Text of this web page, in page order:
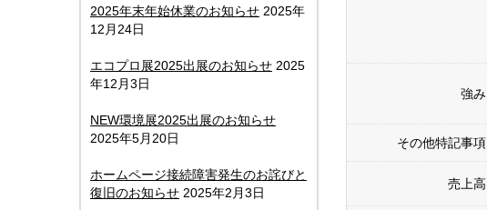
2025年末年始休業のお知らせ 2025年
12月24日
エコプロ展2025出展のお知らせ 2025
年12月3日
NEW環境展2025出展のお知らせ
2025年5月20日
ホームページ接続障害発生のお詫びと
復旧のお知らせ 2025年2月3日
強み
その他特記事項
売上高